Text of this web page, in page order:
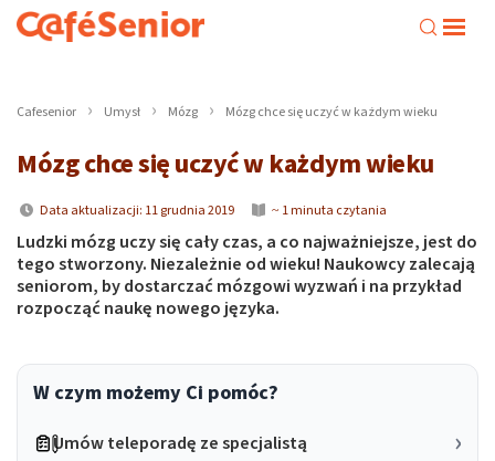
Cafesenior Umysł Mózg Mózg chce się uczyć w każdym wieku
Mózg chce się uczyć w każdym wieku
Data aktualizacji: 11 grudnia 2019 ~ 1 minuta czytania
Ludzki mózg uczy się cały czas, a co najważniejsze, jest do
tego stworzony. Niezależnie od wieku! Naukowcy zalecają
seniorom, by dostarczać mózgowi wyzwań i na przykład
rozpocząć naukę nowego języka.
W czym możemy Ci pomóc?
Umów teleporadę ze specjalistą